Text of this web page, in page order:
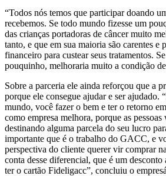
“Todos nós temos que participar doando
recebemos. Se todo mundo fizesse um
das crianças portadoras de câncer muito
tanto, e que em sua maioria são carentes e
financeiro para custear seus tratamentos.
pouquinho, melhoraria muito a condição de
Sobre a parceria ele ainda reforçou que a
porque ele consegue ajudar e ser ajudado.
mundo, você fazer o bem e ter o retorno
como empresa melhora, porque as pessoas
destinando alguma parcela do seu lucro
importante que é o trabalho do GACC, e
perspectiva do cliente querer vir comprar
conta desse diferencial, que é um
ter o cartão Fideligacc”, concluiu o